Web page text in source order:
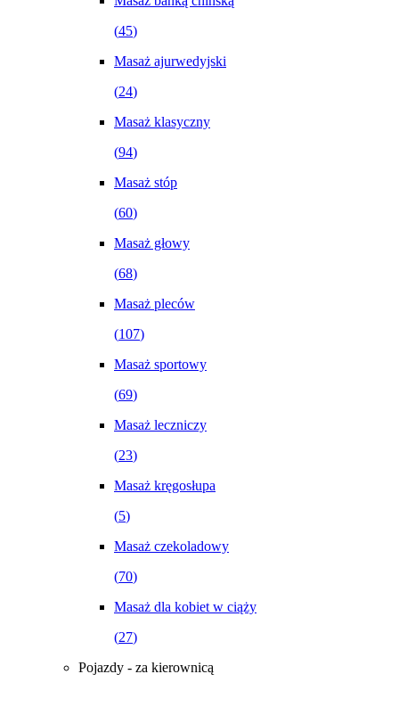
(45)
Masaż ajurwedyjski
(24)
Masaż klasyczny
(94)
Masaż stóp
(60)
Masaż głowy
(68)
Masaż pleców
(107)
Masaż sportowy
(69)
Masaż leczniczy
(23)
Masaż kręgosłupa
(5)
Masaż czekoladowy
(70)
Masaż dla kobiet w ciąży
(27)
Pojazdy - za kierownicą